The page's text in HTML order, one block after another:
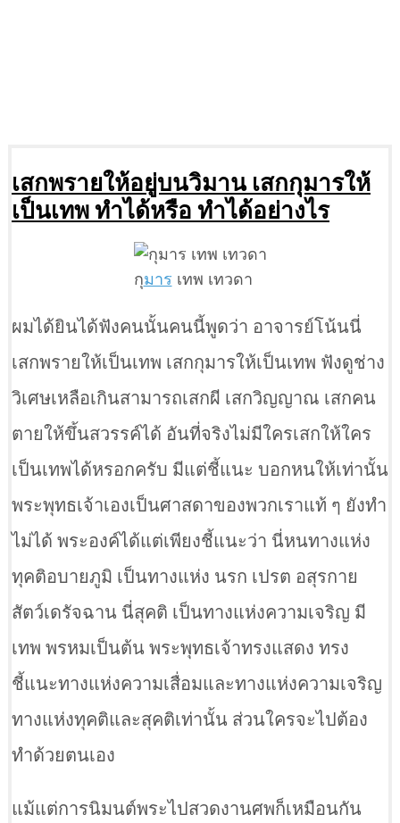
เสกพรายให้อยู่บนวิมาน เสกกุมารให้
เป็นเทพ ทำได้หรือ ทำได้อย่างไร
กุมาร เทพ เทวดา
ผมได้ยินได้ฟังคนนั้นคนนี้พูดว่า อาจารย์โน้นนี่
เสกพรายให้เป็นเทพ เสกกุมารให้เป็นเทพ ฟังดูช่าง
วิเศษเหลือเกินสามารถเสกผี เสกวิญญาณ เสกคน
ตายให้ขึ้นสวรรค์ได้ อันที่จริงไม่มีใครเสกให้ใคร
เป็นเทพได้หรอกครับ มีแต่ชี้แนะ บอกหนให้เท่านั้น
พระพุทธเจ้าเองเป็นศาสดาของพวกเราแท้ ๆ ยังทำ
ไม่ได้ พระองค์ได้แต่เพียงชี้แนะว่า นี่หนทางแห่ง
ทุคติอบายภูมิ เป็นทางแห่ง นรก เปรต อสุรกาย
สัตว์เดรัจฉาน นี่สุคติ เป็นทางแห่งความเจริญ มี
เทพ พรหมเป็นต้น พระพุทธเจ้าทรงแสดง ทรง
ชี้แนะทางแห่งความเสื่อมและทางแห่งความเจริญ
ทางแห่งทุคติและสุคติเท่านั้น ส่วนใครจะไปต้อง
ทำด้วยตนเอง
แม้แต่การนิมนต์พระไปสวดงานศพก็เหมือนกัน